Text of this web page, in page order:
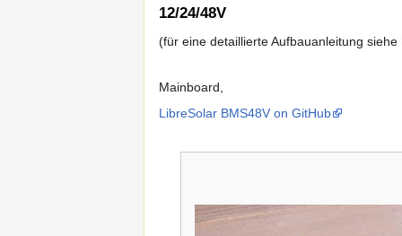
12/24/48V
(für eine detaillierte Aufbauanleitung
Mainboard,
LibreSolar BMS48V on GitHub